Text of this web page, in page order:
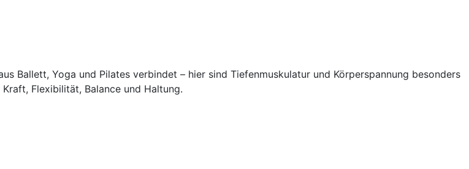
Ballett, Yoga und Pilates verbindet – hier sind Tiefenmuskulatur und Körperspannung besonders
Flexibilität, Balance und Haltung.